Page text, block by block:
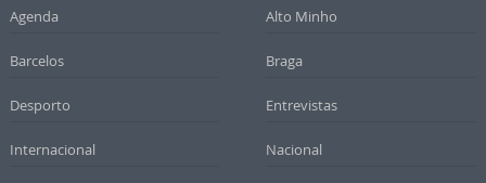
Agenda Alto Minho
Barcelos Braga
Desporto Entrevistas
Internacional Nacional